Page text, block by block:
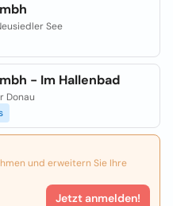
See
- Im Hallenbad
Donau
und erweitern Sie Ihre
Jetzt anmelden!